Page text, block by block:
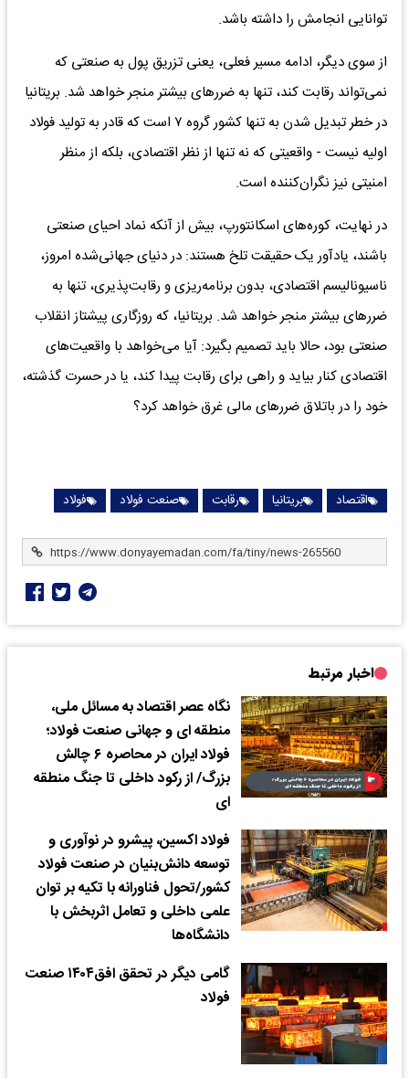
توانایی انجامش را داشته باشد.
از سوی دیگر، ادامه مسیر فعلی، یعنی تزریق پول به صنعتی که
نمی‌تواند رقابت کند، تنها به ضررهای بیشتر منجر خواهد شد. بریتانیا
در خطر تبدیل شدن به تنها کشور گروه ۷ است که قادر به تولید فولاد
اولیه نیست - واقعیتی که نه تنها از نظر اقتصادی، بلکه از منظر
امنیتی نیز نگران‌کننده است.
در نهایت، کوره‌های اسکانتورپ، بیش از آنکه نماد احیای صنعتی
باشند، یادآور یک حقیقت تلخ هستند: در دنیای جهانی‌شده امروز،
ناسیونالیسم اقتصادی، بدون برنامه‌ریزی و رقابت‌پذیری، تنها به
ضررهای بیشتر منجر خواهد شد. بریتانیا، که روزگاری پیشتاز انقلاب
صنعتی بود، حالا باید تصمیم بگیرد: آیا می‌خواهد با واقعیت‌های
اقتصادی کنار بیاید و راهی برای رقابت پیدا کند، یا در حسرت گذشته،
خود را در باتلاق ضررهای مالی غرق خواهد کرد؟
اقتصاد بریتانیا رقابت صنعت فولاد فولاد
اخبار مرتبط
نگاه عصر اقتصاد به مسائل ملی،
منطقه ای و جهانی صنعت فولاد؛
فولاد ایران در محاصره ۶ چالش
بزرگ/ از رکود داخلی تا جنگ منطقه
ای
فولاد اکسین، پیشرو در نوآوری و
توسعه دانش‌بنیان در صنعت فولاد
کشور/تحول فناورانه با تکیه بر توان
علمی داخلی و تعامل اثربخش با
دانشگاه‌ها
گامی دیگر در تحقق افق۱۴۰۴ صنعت
فولاد